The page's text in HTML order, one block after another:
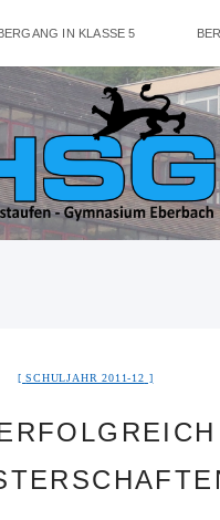
IN KLASSE 5
SCHULJAHR 2011-12